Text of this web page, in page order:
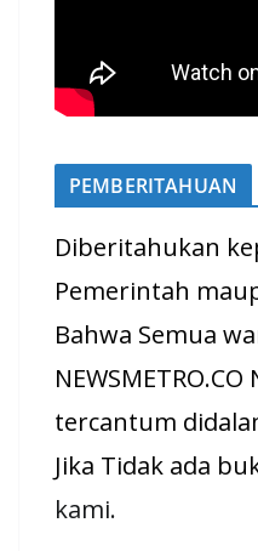
PEMBERITAHUAN
Diberitahukan
Pemerintah
Bahwa Semua
tercantum
Jika Tidak ada
kami.